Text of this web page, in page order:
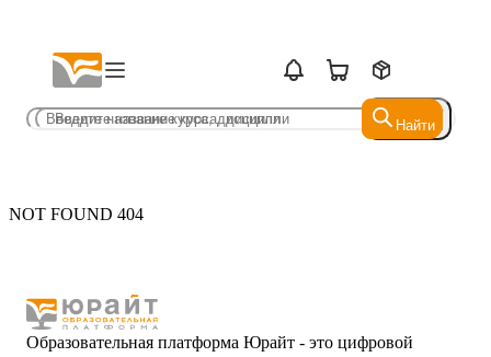
Найти
Найти
NOT FOUND 404
Образовательная платформа Юрайт - это цифровой